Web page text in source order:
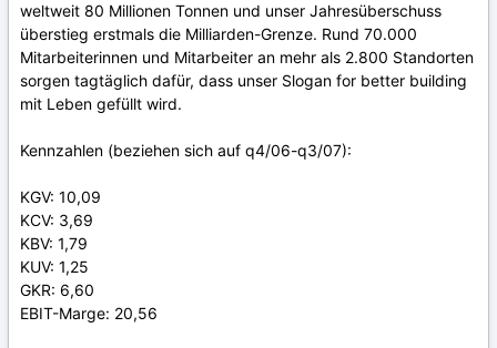
weltweit 80 Millionen Tonnen und unser Jahresüberschuss
überstieg erstmals die Milliarden-Grenze. Rund 70.000
Mitarbeiterinnen und Mitarbeiter an mehr als 2.800 Standorten
sorgen tagtäglich dafür, dass unser Slogan for better building
mit Leben gefüllt wird.
Kennzahlen (beziehen sich auf q4/06-q3/07):
KGV: 10,09
KCV: 3,69
KBV: 1,79
KUV: 1,25
GKR: 6,60
EBIT-Marge: 20,56